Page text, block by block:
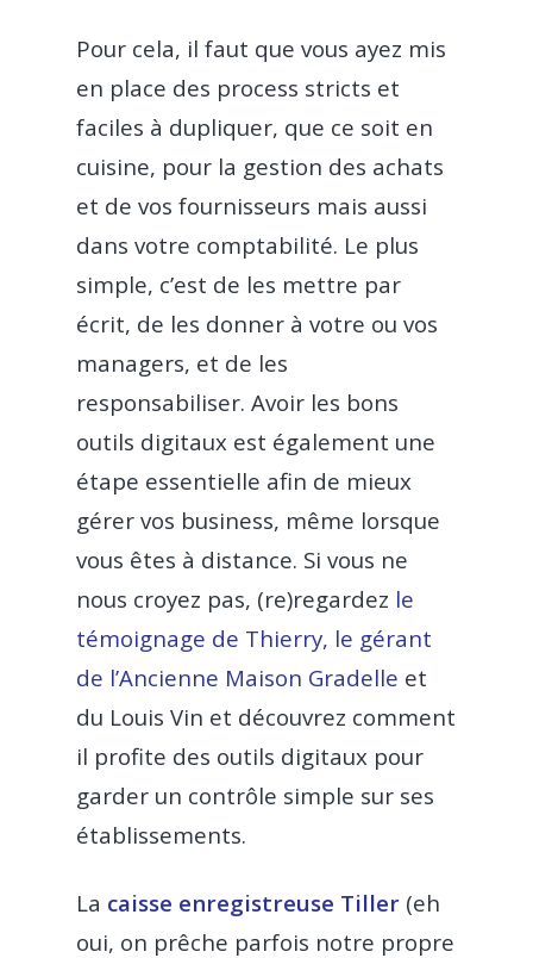
Pour cela, il faut que vous ayez mis
en place des process stricts et
faciles à dupliquer, que ce soit en
cuisine, pour la gestion des achats
et de vos fournisseurs mais aussi
dans votre comptabilité. Le plus
simple, c’est de les mettre par
écrit, de les donner à votre ou vos
managers, et de les
responsabiliser. Avoir les bons
outils digitaux est également une
étape essentielle afin de mieux
gérer vos business, même lorsque
vous êtes à distance. Si vous ne
nous croyez pas, (re)regardez le
témoignage de Thierry, le gérant
de l’Ancienne Maison Gradelle et
du Louis Vin et découvrez comment
il profite des outils digitaux pour
garder un contrôle simple sur ses
établissements.
La caisse enregistreuse Tiller (eh
oui, on prêche parfois notre propre
Caisse
TPE Universel –
Gestion et analyse
Tableau de bord
réel
Livraison avec
Click & Collect avec
Commande en
Flipdish
Restaurant
Fast Food
Food Truck
Boulangerie
Bar
Glacier
Franchise
CBD shop
Assistance
Ressources
Blog
Guides & Livres Blanc
COVID-19
Carrière
Mon menu en
Code